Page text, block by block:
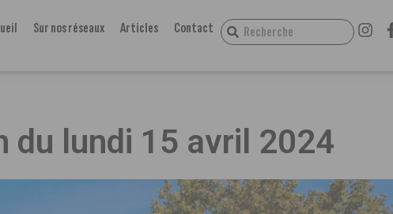
Sur nos réseaux Articles Contact
du lundi 15 avril 2024